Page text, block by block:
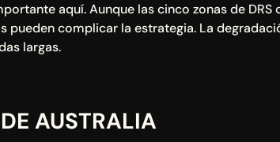
aquí. Aunque las cinco zonas de
pueden complicar la estrategia. La
largas.
AUSTRALIA